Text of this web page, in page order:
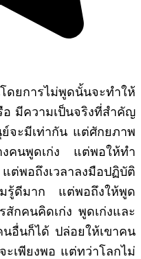
การไม่พูดนั้นจะทำให้
อ มีความเป็นจริงที่สำคัญ
จะมีเท่ากัน แต่ศักยภาพ
คนพูดเก่ง แต่พอให้ทำ
ต่พอถึงเวลาลงมือปฏิบัติ
รู้ดีมาก แต่พอถึงให้พูด
กคนคิดเก่ง พูดเก่งและ
นอื่นก็ได้ ปล่อยให้เขาคน
เพียงพอ แต่ทว่าโลกไม่